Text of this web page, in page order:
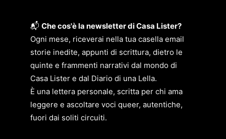
📬 Che cos'è la newsletter di Casa Lister?
Ogni mese, riceverai nella tua casella email
storie inedite, appunti di scrittura, dietro le
quinte e frammenti narrativi dal mondo di
Casa Lister e dal Diario di una Lella.
È una lettera personale, scritta per chi ama
leggere e ascoltare voci queer, autentiche,
fuori dai soliti circuiti.